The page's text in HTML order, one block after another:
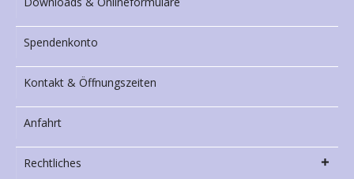
Spendenkonto
Kontakt & Öffnungszeiten
Anfahrt
Rechtliches